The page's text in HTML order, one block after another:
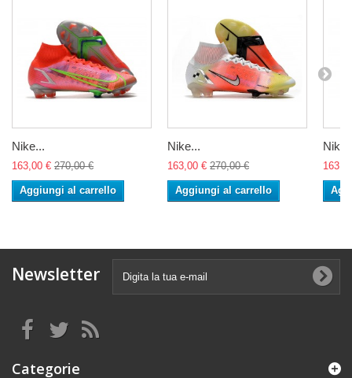
Nike...
163,00 € 270,00 €
Aggiungi al carrello
Nike...
163,00 € 270,00 €
Aggiungi al carrello
Newsletter
Categorie